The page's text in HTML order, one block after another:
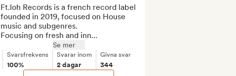
Ft.loh Records is a french record label
founded in 2019, focused on House
music and subgenres.
Focusing on fresh and inn...
Se mer
Svarsfrekvens
100%
Svarar inom
2 dagar
Givna svar
344